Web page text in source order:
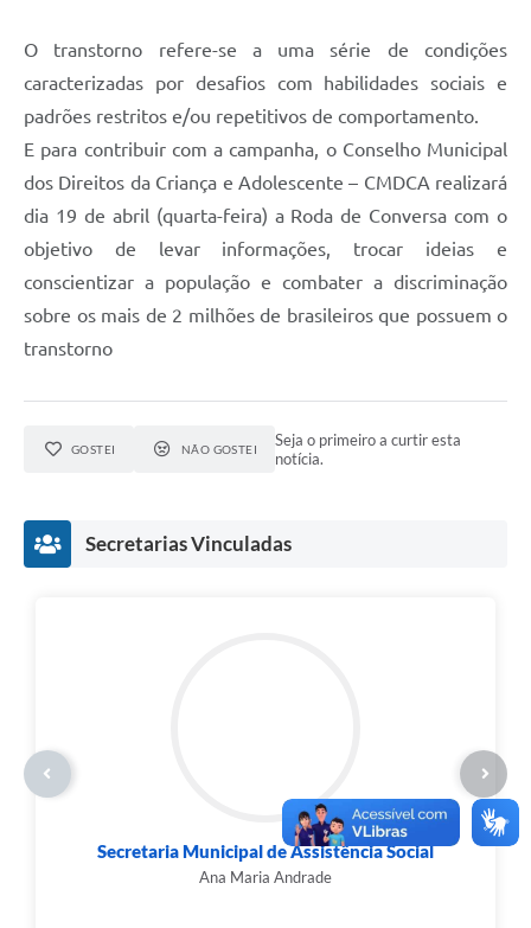
O transtorno refere-se a uma série de condições
caracterizadas por desafios com habilidades sociais e
padrões restritos e/ou repetitivos de comportamento.
E para contribuir com a campanha, o Conselho Municipal
dos Direitos da Criança e Adolescente – CMDCA realizará
dia 19 de abril (quarta-feira) a Roda de Conversa com o
objetivo de levar informações, trocar ideias e
conscientizar a população e combater a discriminação
sobre os mais de 2 milhões de brasileiros que possuem o
transtorno
GOSTEI NÃO GOSTEI
Seja o primeiro a curtir esta
notícia.
Secretarias Vinculadas
Secretaria Municipal de Assistência Social
Ana Maria Andrade